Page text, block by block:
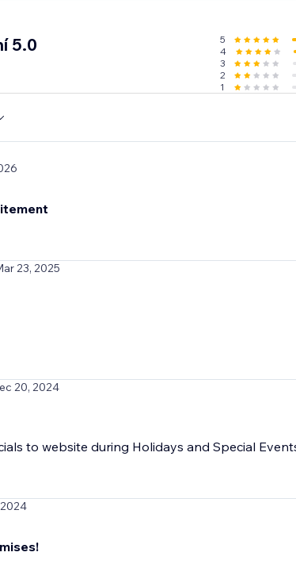
5.0 5
4
3
2
1
23, 2025
20, 2024
to website during Holidays and Special